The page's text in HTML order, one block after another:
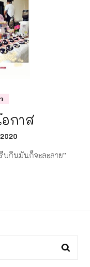
กาส
บกินมันก็จะละลาย”